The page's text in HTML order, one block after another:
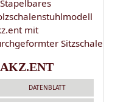
AKZ.ENT
DATENBLATT